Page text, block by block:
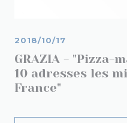
GRAZIA - "Pizza-
10 adresses les
France"
2018/10/17